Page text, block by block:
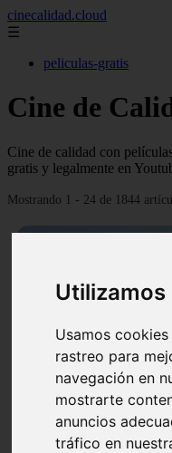
Usamos
rastreo para
navegación en
mostrarte
anuncios
tráfico en
cinecalidad.cloud
☰
peliculas-gratis
Cine de
Cine de calidad con
gratis y legalmente en
Mostrando 1 - 24 de 1844
Solo Las Bestias -